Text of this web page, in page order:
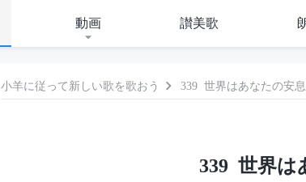
動画 讃美歌
小羊に従って新しい歌を歌おう 339 世界はあなたの安
339 世界は